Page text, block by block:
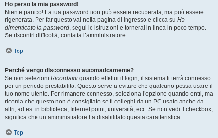
Ho perso la mia password!
Niente panico! La tua password non può essere recuperata, ma può essere
rigenerata. Per far questo vai nella pagina di ingresso e clicca su Ho
dimenticato la password , segui le istruzioni e tornerai in linea in poco tempo.
Se riscontri difficoltà, contatta l’amministratore.
Top
Perché vengo disconnesso automaticamente?
Se non selezioni Ricordami quando effettui il login, il sistema ti terrà connesso
per un periodo prestabilito. Questo serve a evitare che qualcuno possa usare il
tuo nome utente. Per rimanere connesso, seleziona l’opzione quando entri, ma
ricorda che questo non è consigliato se ti colleghi da un PC usato anche da
altri, ad es. in biblioteca, Internet point, università, ecc. Se non vedi il checkbox,
significa che un amministratore ha disabilitato questa caratteristica.
Top